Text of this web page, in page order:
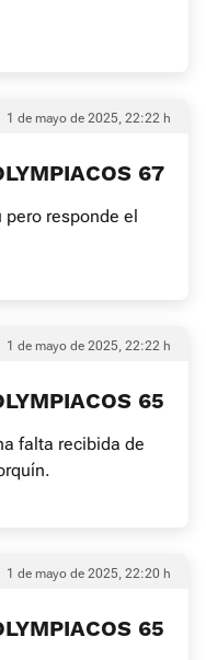
1 de mayo de 2025, 22:22 h
67
pero responde el
1 de mayo de 2025, 22:22 h
65
falta recibida de
1 de mayo de 2025, 22:20 h
65